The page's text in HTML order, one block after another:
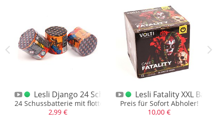
Batterie
XXL
Lesli Django 24 Schuss Batterie
24 Schussbatterie mit flottem Tempo und vers. Effekten
2,99 €
Lesli Fatality XXL
Preis für Sofort Abholer!
10,00 €